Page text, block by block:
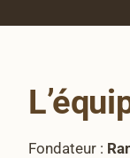
Fondateur :